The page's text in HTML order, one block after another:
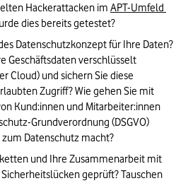
Hackerattacken im APT-Umfeld
dies bereits getestet?
Datenschutzkonzept für Ihre Daten?
Geschäftsdaten verschlüsselt
Cloud) und sichern Sie diese
Zugriff? Wie gehen Sie mit
Kund:innen und Mitarbeiter:innen
Grundverordnung (DSGVO)
Datenschutz macht?
und Ihre Zusammenarbeit mit
geprüft? Tauschen